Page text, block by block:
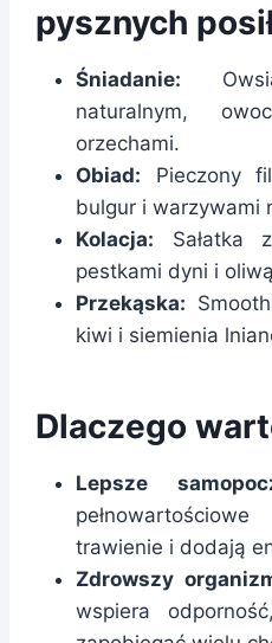
pysznych
Śniadanie:
naturalnym,
orzechami.
Obiad: Pieczony
bulgur i warzywami
Kolacja: Sałatka
pestkami dyni i
Przekąska:
kiwi i siemienia
Dlaczego
Lepsze
trawienie i dodają
Zdrowszy
wspiera